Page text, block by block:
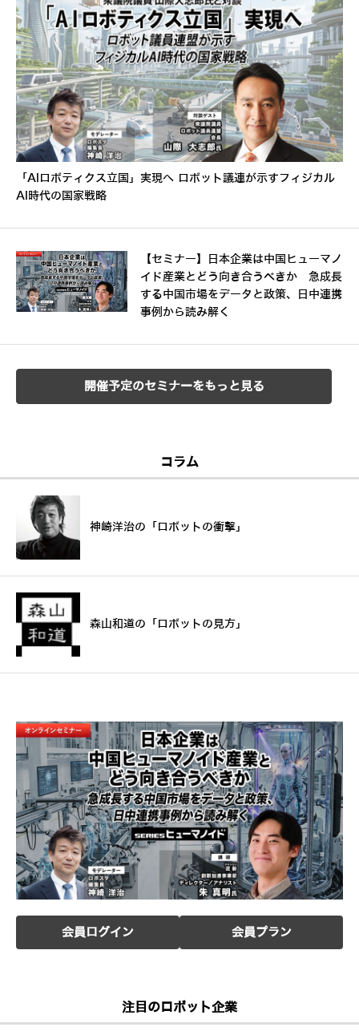
「AIロボティクス立国」実現へ ロボット議連が示すフィジカル
AI時代の国家戦略
【セミナー】日本企業は中国ヒューマノ
イド産業とどう向き合うべきか 急成長
する中国市場をデータと政策、日中連携
事例から読み解く
開催予定のセミナーをもっと見る
コラム
神崎洋治の「ロボットの衝撃」
森山和道の「ロボットの見方」
会員ログイン 会員プラン
注目のロボット企業